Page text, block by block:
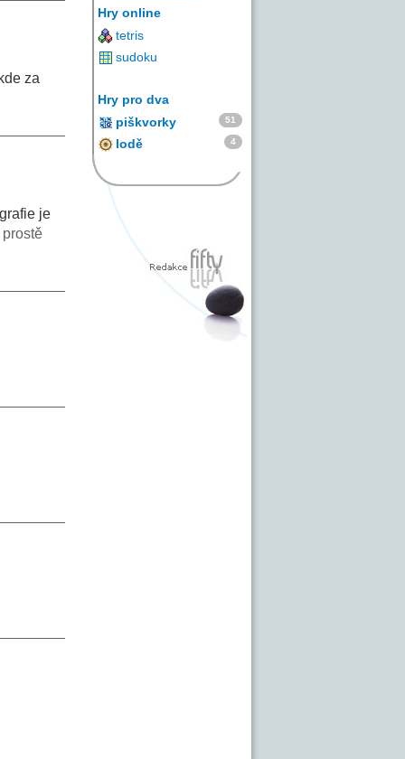
za
je
prostě
Hry online
tetris
sudoku
Hry pro dva
piškvorky
51
lodě 4